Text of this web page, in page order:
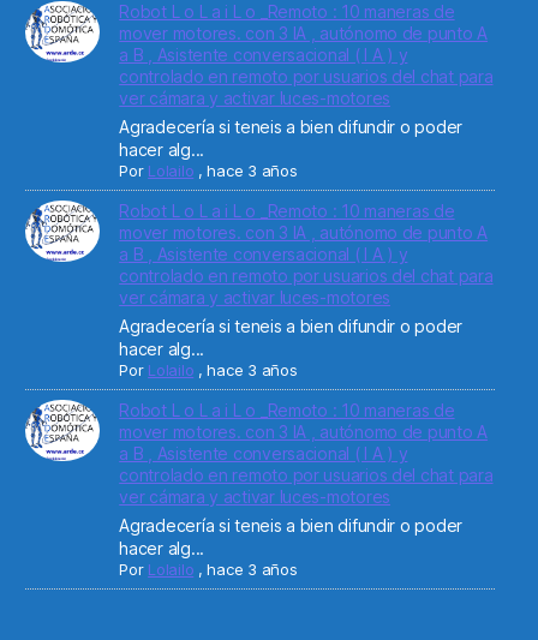
Robot L o L a i L o _Remoto : 10 maneras de
mover motores. con 3 IA , autónomo de punto A
a B , Asistente conversacional ( I A ) y
controlado en remoto por usuarios del chat para
ver cámara y activar luces-motores
Agradecería si teneis a bien difundir o poder
hacer alg...
Por Lolailo ,hace 3 años
Robot L o L a i L o _Remoto : 10 maneras de
mover motores. con 3 IA , autónomo de punto A
a B , Asistente conversacional ( I A ) y
controlado en remoto por usuarios del chat para
ver cámara y activar luces-motores
Agradecería si teneis a bien difundir o poder
hacer alg...
Por Lolailo ,hace 3 años
Robot L o L a i L o _Remoto : 10 maneras de
mover motores. con 3 IA , autónomo de punto A
a B , Asistente conversacional ( I A ) y
controlado en remoto por usuarios del chat para
ver cámara y activar luces-motores
Agradecería si teneis a bien difundir o poder
hacer alg...
Por Lolailo ,hace 3 años